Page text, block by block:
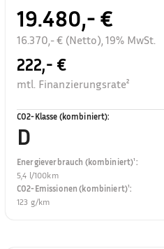
19.480,- €
16.370,- € (Netto), 19% MwSt.
222,- €
mtl. Finanzierungsrate²
CO2-Klasse (kombiniert):
D
Energieverbrauch (kombiniert)¹:
5,4 l/100km
CO2-Emissionen (kombiniert)¹:
123 g/km